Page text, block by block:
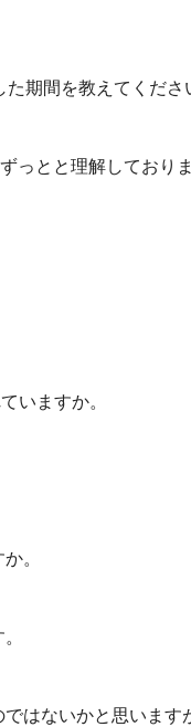
期間を教えてくださ
っとと理解しておりま
いますか。
。
はないかと思います